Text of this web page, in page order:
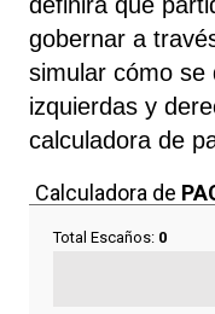
gobernar a
simular cómo se
izquierdas y
calculadora de
Calculadora de
Total Escaños: 0